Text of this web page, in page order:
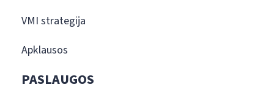
VMI strategija
Apklausos
PASLAUGOS